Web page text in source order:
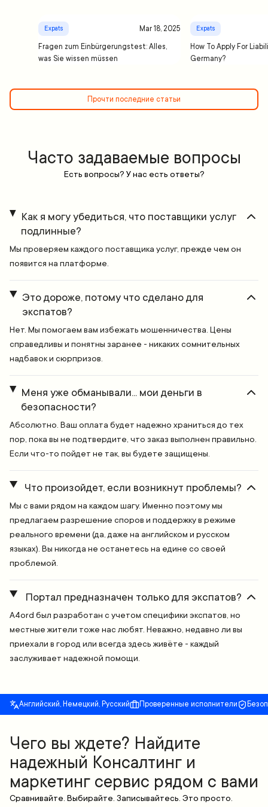
Expats Mar 18, 2025
Fragen zum Einbürgerungstest: Alles,
was Sie wissen müssen
Expats
How To Apply For
Germany?
Прочти последние статьи
Часто задаваемые вопросы
Есть вопросы? У нас есть ответы?
Как я могу убедиться, что поставщики услуг
подлинные?
Мы проверяем каждого поставщика услуг, прежде чем он
появится на платформе.
Это дороже, потому что сделано для
экспатов?
Нет. Мы помогаем вам избежать мошенничества. Цены
справедливы и понятны заранее - никаких сомнительных
надбавок и сюрпризов.
Меня уже обманывали... мои деньги в
безопасности?
Абсолютно. Ваш оплата будет надежно храниться до тех
пор, пока вы не подтвердите, что заказ выполнен правильно.
Если что-то пойдет не так, вы будете защищены.
Что произойдет, если возникнут проблемы?
Мы с вами рядом на каждом шагу. Именно поэтому мы
предлагаем разрешение споров и поддержку в режиме
реального времени (да, даже на английском и русском
языках). Вы никогда не останетесь на едине со своей
проблемой.
Портал предназначен только для экспатов?
A4ord был разработан с учетом специфики экспатов, но
местные жители тоже нас любят. Неважно, недавно ли вы
приехали в город или всегда здесь живёте - каждый
заслуживает надежной помощи.
Английский, Немецкий, Русский Проверенные исполнители
Чего вы ждете? Найдите
надежный Консалтинг и
маркетинг сервис рядом с вами
Сравнивайте. Выбирайте. Записывайтесь. Это просто.